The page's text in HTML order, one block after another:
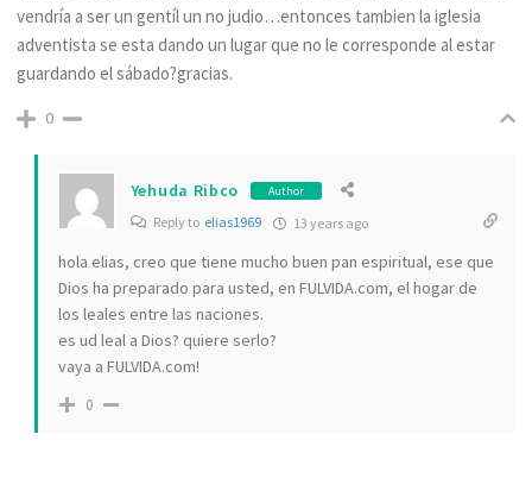
vendría a ser un gentíl un no judio…entonces tambien la iglesia
adventista se esta dando un lugar que no le corresponde al estar
guardando el sábado?gracias.
0
Yehuda Ribco Author
Reply to elias1969 13 years ago
hola elias, creo que tiene mucho buen pan espiritual, ese que
Dios ha preparado para usted, en FULVIDA.com, el hogar de
los leales entre las naciones.
es ud leal a Dios? quiere serlo?
vaya a FULVIDA.com!
0